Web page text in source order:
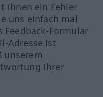
Ihnen ein Fehler
uns einfach mal
Feedback-Formular
Adresse ist
unserem
Ihrer